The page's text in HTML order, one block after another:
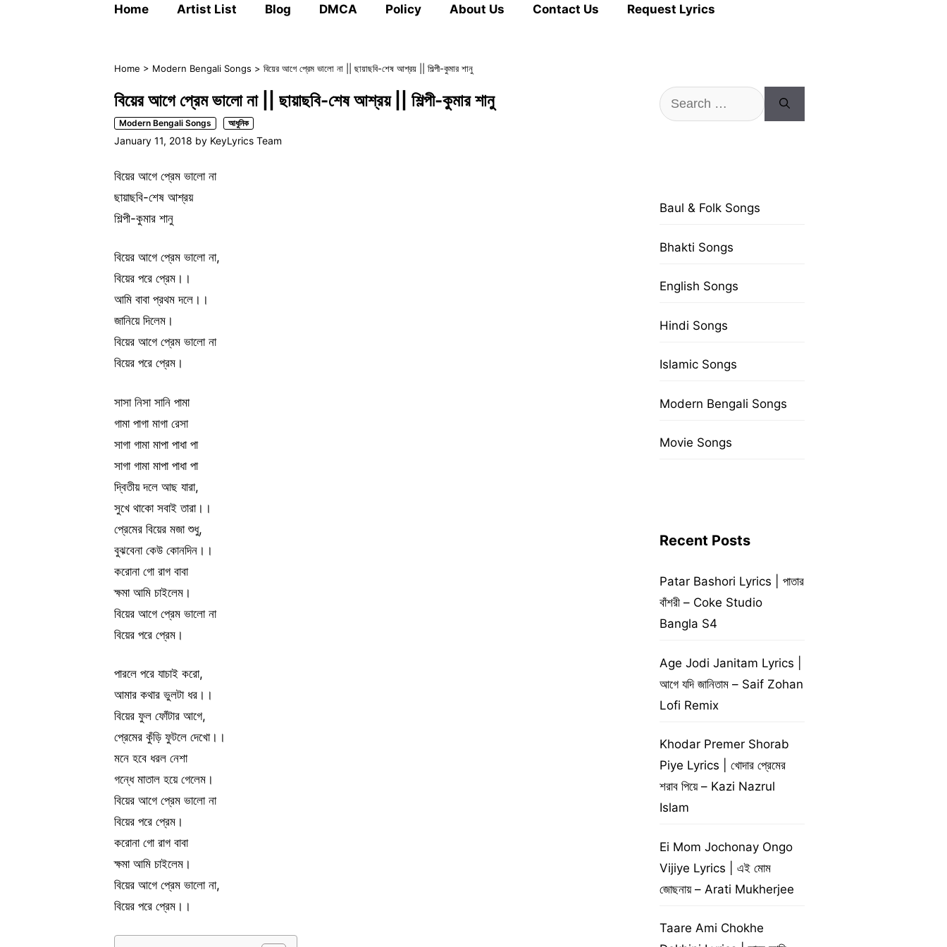
Home Artist List Blog DMCA Policy About Us Contact Us Request Lyrics
Home > Modern Bengali Songs > বিয়ের আগে প্রেম ভালো না || ছায়াছবি-শেষ আশ্রয় || শিল্পী-কুমার শানু
বিয়ের আগে প্রেম ভালো না || ছায়াছবি-শেষ আশ্রয় || শিল্পী-কুমার শানু
Modern Bengali Songs আধুনিক
January 11, 2018 by KeyLyrics Team
বিয়ের আগে প্রেম ভালো না
ছায়াছবি-শেষ আশ্রয়
শিল্পী-কুমার শানু
বিয়ের আগে প্রেম ভালো না,
বিয়ের পরে প্রেম।।
আমি বাবা প্রথম দলে।।
জানিয়ে দিলেম।
বিয়ের আগে প্রেম ভালো না
বিয়ের পরে প্রেম।
সাসা নিসা সানি পামা
গামা পাগা মাগা রেসা
সাগা গামা মাপা পাধা পা
সাগা গামা মাপা পাধা পা
দ্বিতীয় দলে আছ যারা,
সুখে থাকো সবাই তারা।।
প্রেমের বিয়ের মজা শুধু,
বুঝবেনা কেউ কোনদিন।।
করোনা গো রাগ বাবা
ক্ষমা আমি চাইলেম।
বিয়ের আগে প্রেম ভালো না
বিয়ের পরে প্রেম।
পারলে পরে যাচাই করো,
আমার কথার ভুলটা ধর।।
বিয়ের ফুল ফোঁটার আগে,
প্রেমের কুঁড়ি ফুটলে দেখো।।
মনে হবে ধরল নেশা
গন্ধে মাতাল হয়ে গেলেম।
বিয়ের আগে প্রেম ভালো না
বিয়ের পরে প্রেম।
করোনা গো রাগ বাবা
ক্ষমা আমি চাইলেম।
বিয়ের আগে প্রেম ভালো না,
বিয়ের পরে প্রেম।।
Search
for:
Baul & Folk Songs
Bhakti Songs
English Songs
Hindi Songs
Islamic Songs
Modern Bengali Songs
Movie Songs
Recent Posts
Patar Bashori Lyrics | পাতার
বাঁশরী – Coke Studio
Bangla S4
Age Jodi Janitam Lyrics |
আগে যদি জানিতাম – Saif Zohan
Lofi Remix
Khodar Premer Shorab
Piye Lyrics | খোদার প্রেমের
শরাব পিয়ে – Kazi Nazrul
Islam
Ei Mom Jochonay Ongo
Vijiye Lyrics | এই মোম
জোছনায় – Arati Mukherjee
Taare Ami Chokhe